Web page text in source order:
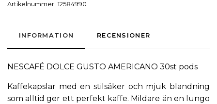
Artikelnummer: 12584990
INFORMATION RECENSIONER
NESCAFÉ DOLCE GUSTO AMERICANO 30st pods
Kaffekapslar med en stilsäker och mjuk blandning
som alltid ger ett perfekt kaffe. Mildare än en lungo